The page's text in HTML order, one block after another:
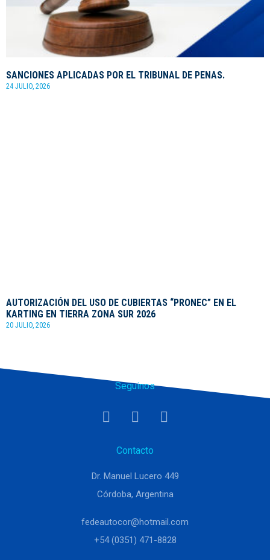
SANCIONES APLICADAS POR EL TRIBUNAL DE PENAS.
24 JULIO, 2026
AUTORIZACIÓN DEL USO DE CUBIERTAS “PRONEC” EN EL
KARTING EN TIERRA ZONA SUR 2026
20 JULIO, 2026
Seguinos
Contacto
Dr. Manuel Lucero 449
Córdoba, Argentina
fedeautocor@hotmail.com
+54 (0351) 471-8828